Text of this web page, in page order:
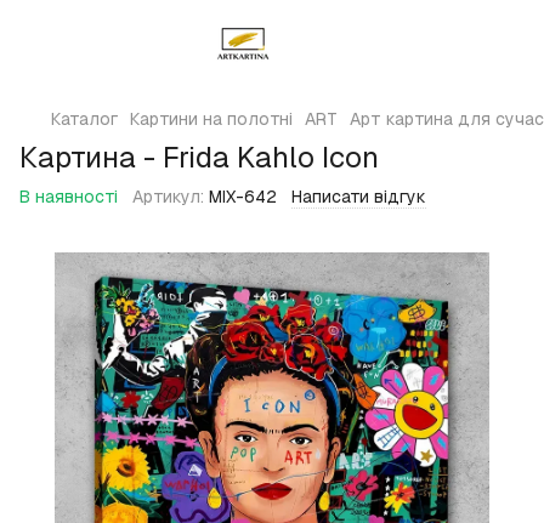
Каталог Картини на полотні ART Арт картина для
Картина - Frida Kahlo Icon
В наявності Артикул: MIX-642 Написати відгук